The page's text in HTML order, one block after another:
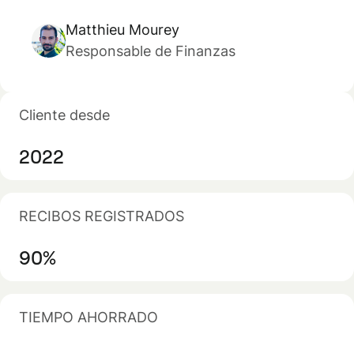
Matthieu Mourey
Responsable de Finanzas
Cliente desde
2022
RECIBOS REGISTRADOS
90%
TIEMPO AHORRADO